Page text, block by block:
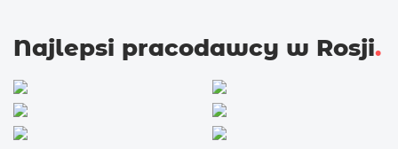
Najlepsi pracodawcy w Rosji.